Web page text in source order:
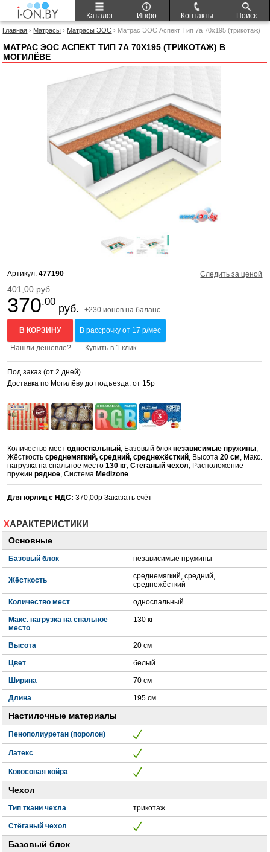
Каталог Инфо Контакты Поиск
Главная › Матрасы › Матрасы ЭОС › Матрас ЭОС Аспект Тип 7а 70x195 (трикотаж)
МАТРАС ЭОС АСПЕКТ ТИП 7А 70X195 (ТРИКОТАЖ) В
МОГИЛЁВЕ
Артикул:477190 Следить за ценой
401,00 руб.
370.00
руб. +230 ионов на баланс
В КОРЗИНУ В рассрочку от 17 р/мес
Нашли дешевле? Купить в 1 клик
Под заказ (от 2 дней)
Доставка по Могилёву до подъезда: от 15р
Количество местодноспальный, Базовый блокнезависимые пружины,
Жёсткостьсреднемягкий, средний, среднежёсткий, Высота20 см, Макс.
нагрузка на спальное место130 кг,Стёганый чехол, Расположение
пружинрядное, Система Medizone
Для юрлиц с НДС: 370,00рЗаказать счёт
ХАРАКТЕРИСТИКИ
Основные
Базовый блок независимые пружины
Жёсткость
среднемягкий, средний,
среднежёсткий
Количество мест односпальный
Макс. нагрузка на спальное
место
130 кг
Высота 20 см
Цвет белый
Ширина 70 см
Длина 195 см
Настилочные материалы
Пенополиуретан (поролон)
Латекс
Кокосовая койра
Чехол
Тип ткани чехла трикотаж
Стёганый чехол
Базовый блок